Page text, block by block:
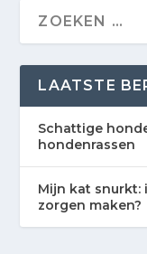
LAATSTE
Schattige
hondenrassen
Mijn kat snurkt:
zorgen maken?